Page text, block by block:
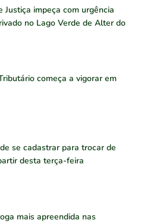
Justiça impeça com urgência
no Lago Verde de Alter do
começa a vigorar em
se cadastrar para trocar de
desta terça-feira
mais apreendida nas